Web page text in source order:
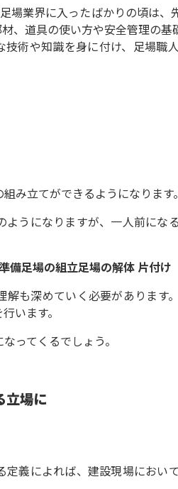
場業界に入ったばかりの頃は
、道具の使い方や安全管理の
技術や知識を身に付け、足場職
み立てができるようになります。
うになりますが、一人前にな
足場の組立足場の解体 片付け
解も深めていく必要があります
います。
ってくるでしょう。
立場に
義によれば、建設現場におい